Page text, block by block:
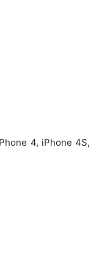
4, iPhone 4S,